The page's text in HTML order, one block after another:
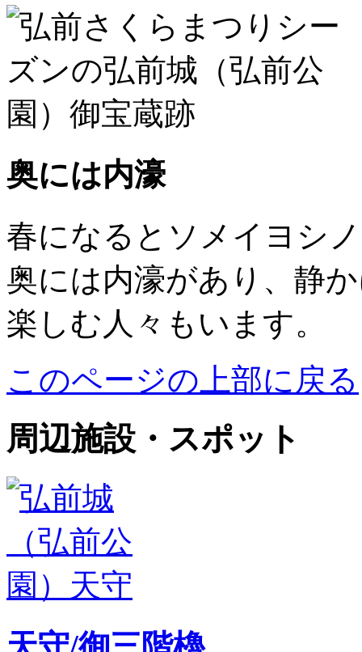
奥には内濠
春になるとソメイヨシ
奥には内濠があり、静
楽しむ人々もいます。
このページの上部に戻る
周辺施設・スポット